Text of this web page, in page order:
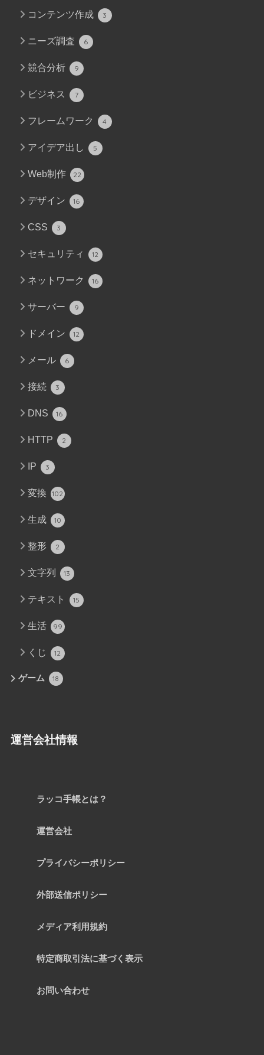
コンテンツ作成 3
ニーズ調査 6
競合分析 9
ビジネス 7
フレームワーク 4
アイデア出し 5
Web制作 22
デザイン 16
CSS 3
セキュリティ 12
ネットワーク 16
サーバー 9
ドメイン 12
メール 6
接続 3
DNS 16
HTTP 2
IP 3
変換 102
生成 10
整形 2
文字列 13
テキスト 15
生活 99
くじ 12
ゲーム 18
運営会社情報
ラッコ手帳とは？
運営会社
プライバシーポリシー
外部送信ポリシー
メディア利用規約
特定商取引法に基づく表示
お問い合わせ